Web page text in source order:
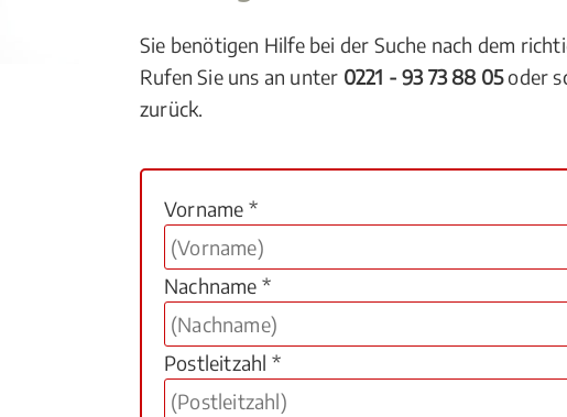
Sie benötigen Hilfe bei der Suche nach dem
Rufen Sie uns an unter 0221 - 93 73 88 05oder
zurück.
Vorname *
Nachname *
Postleitzahl *